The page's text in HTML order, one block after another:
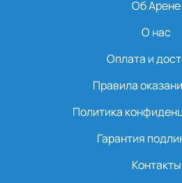
Об Арене
О нас
Оплата и
Правила
Политика
Гарантия
Контакты